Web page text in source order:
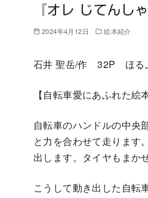
『オレ じてんしゃ
2024年4月12日 絵本紹介
石井 聖岳/作 32P ほる
【自転車愛にあふれた絵
自転車のハンドルの中央
と力を合わせて走ります
出します。タイヤもまか
こうして動き出した自転